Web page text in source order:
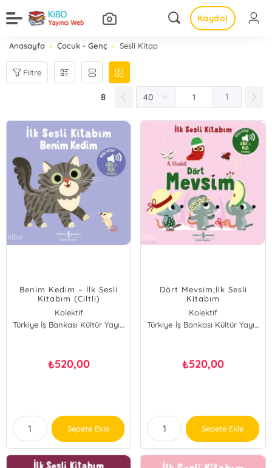
Kaydol
Anasayfa Çocuk - Genç Sesli Kitap
Filtre
8 1
Benim Kedim – İlk Sesli
Kitabım (Ciltli)
Kolektif
Türkiye İş Bankası Kültür Yayınları
₺520,00
Sepete Ekle
Dört Mevsim;İlk Sesli
Kitabım
Kolektif
Türkiye İş Bankası Kültür Yayınları
₺520,00
Sepete Ekle